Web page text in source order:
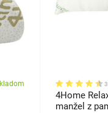
4Home
manžel z